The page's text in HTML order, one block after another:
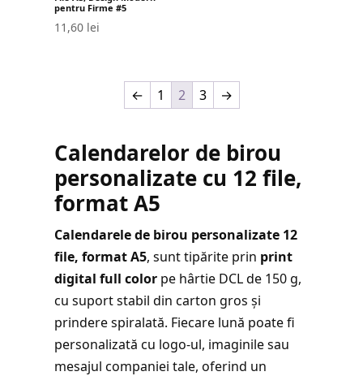
pentru Firme #5
11,60 lei
← 1 2 3 →
Calendarelor de birou
personalizate cu 12 file,
format A5
Calendarele de birou personalizate 12
file, format A5, sunt tipărite prin print
digital full color pe hârtie DCL de 150 g,
cu suport stabil din carton gros și
prindere spiralată. Fiecare lună poate fi
personalizată cu logo-ul, imaginile sau
mesajul companiei tale, oferind un